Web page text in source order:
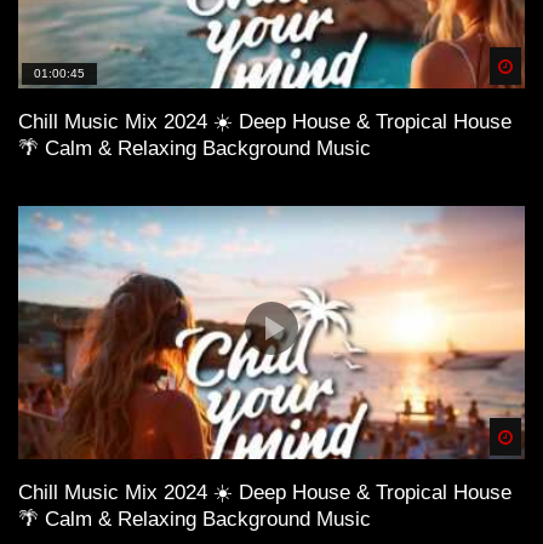
01:00:45
Chill Music Mix 2024 ☀️ Deep House & Tropical House
🌴 Calm & Relaxing Background Music
Chill Music Mix 2024 ☀️ Deep House & Tropical House
🌴 Calm & Relaxing Background Music